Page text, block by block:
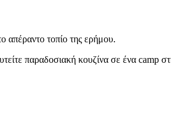
τοπίο της ερήμου.
παραδοσιακή κουζίνα σε ένα camp